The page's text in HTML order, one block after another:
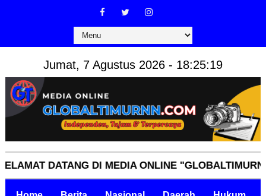
Jumat, 7 Agustus 2026 - 18:25:20
DATANG DI MEDIA ONLINE